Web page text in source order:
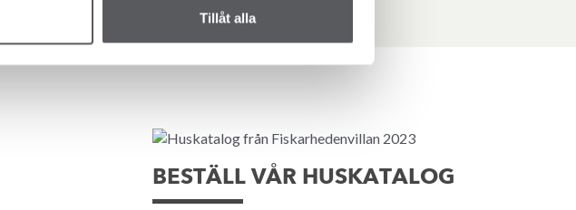
Tillåt alla
BESTÄLL VÅR HUSKATALOG